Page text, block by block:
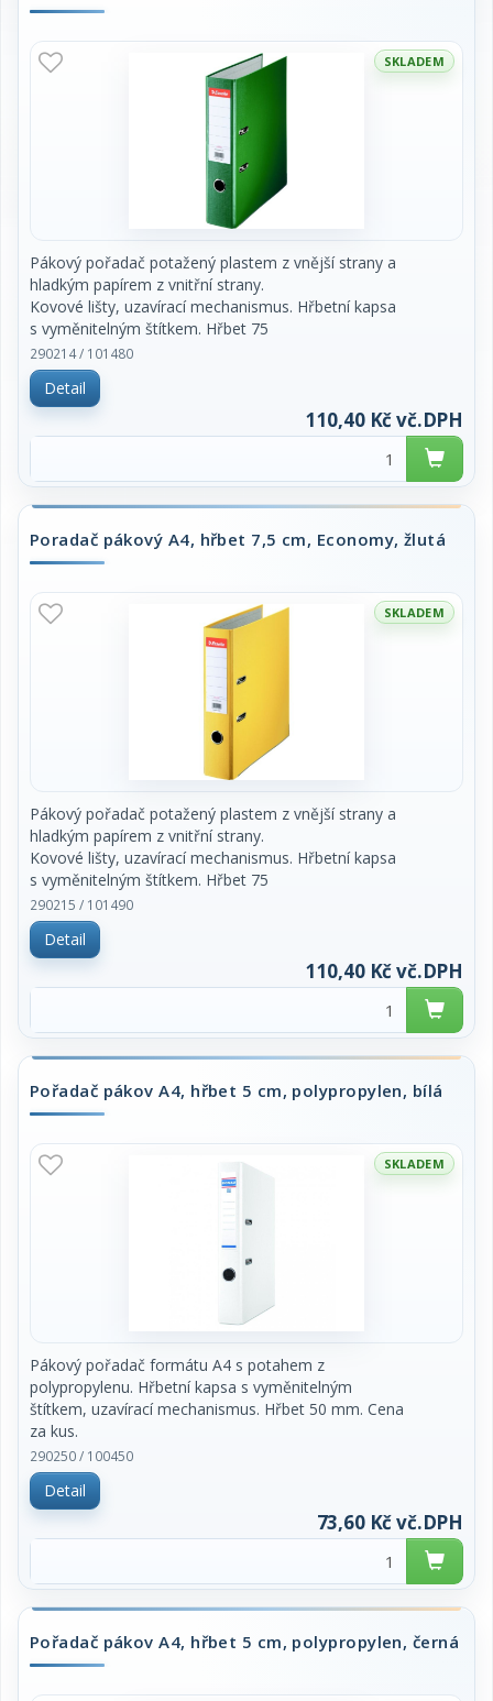
SKLADEM
Pákový pořadač potažený plastem z vnější strany a
hladkým papírem z vnitřní strany.
Kovové lišty, uzavírací mechanismus. Hřbetní kapsa
s vyměnitelným štítkem. Hřbet 75
mm. Cena za kus.
290214 / 101480
Detail
110,40 Kč vč.DPH
Poradač pákový A4, hřbet 7,5 cm, Economy, žlutá
SKLADEM
Pákový pořadač potažený plastem z vnější strany a
hladkým papírem z vnitřní strany.
Kovové lišty, uzavírací mechanismus. Hřbetní kapsa
s vyměnitelným štítkem. Hřbet 75
mm. Cena za kus.
290215 / 101490
Detail
110,40 Kč vč.DPH
Pořadač pákov A4, hřbet 5 cm, polypropylen, bílá
SKLADEM
Pákový pořadač formátu A4 s potahem z
polypropylenu. Hřbetní kapsa s vyměnitelným
štítkem, uzavírací mechanismus. Hřbet 50 mm. Cena
za kus.
290250 / 100450
Detail
73,60 Kč vč.DPH
Pořadač pákov A4, hřbet 5 cm, polypropylen, černá